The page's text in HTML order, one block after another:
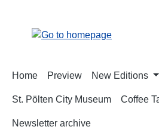
Home Preview New Editions
St. Pölten City Museum Coffee
Newsletter archive